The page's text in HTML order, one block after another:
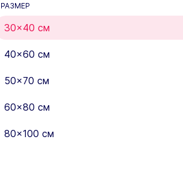
РАЗМЕР
30×40 см
40×60 см
50×70 см
60×80 см
80×100 см